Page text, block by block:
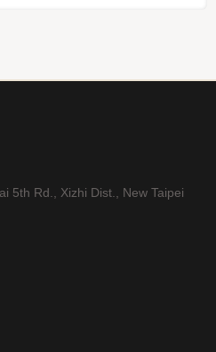
5th Rd., Xizhi Dist., New Taipei